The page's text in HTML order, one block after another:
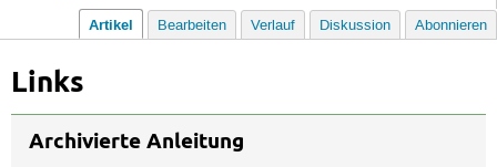
Artikel Bearbeiten Verlauf Diskussion Abonnieren
Links
Archivierte Anleitung